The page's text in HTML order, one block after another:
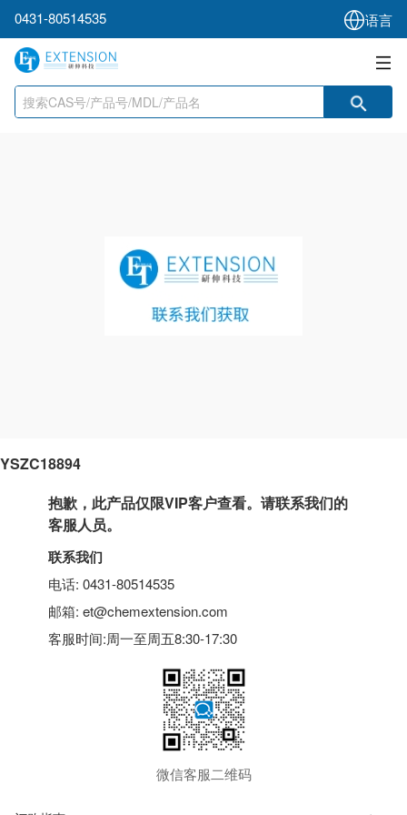
0431-80514535 语言
YSZC18894
抱歉，此产品仅限VIP客户查看。请联系我们的
客服人员。
联系我们
电话: 0431-80514535
邮箱: et@chemextension.com
客服时间:周一至周五8:30-17:30
微信客服二维码